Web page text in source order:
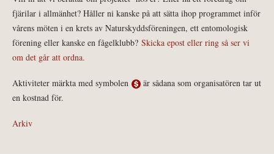
fjärilar i allmänhet? Håller ni kanske på att sätta ihop programmet inför
vårens möten i en krets av Naturskyddsföreningen, ett entomologisk
förening eller kanske en fågelklubb? Skicka epost eller ring så ser vi
om det går att ordna.
Aktiviteter märkta med symbolen
är sådana som organisatören tar ut
en kostnad för.
Arkiv